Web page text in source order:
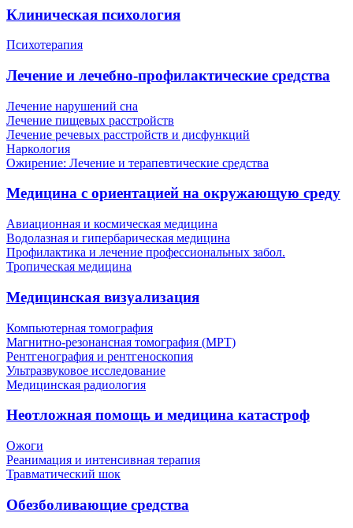
Клиническая психология
Психотерапия
Лечение и лечебно-профилактические средства
Лечение нарушений сна
Лечение пищевых расстройств
Лечение речевых расстройств и дисфункций
Наркология
Ожирение: Лечение и терапевтические средства
Медицина с ориентацией на окружающую среду
Авиационная и космическая медицина
Водолазная и гипербарическая медицина
Профилактика и лечение профессиональных забол.
Тропическая медицина
Медицинская визуализация
Компьютерная томография
Магнитно-резонансная томография (МРТ)
Рентгенография и рентгеноскопия
Ультразвуковое исследование
Медицинская радиология
Неотложная помощь и медицина катастроф
Ожоги
Реанимация и интенсивная терапия
Травматический шок
Обезболивающие средства